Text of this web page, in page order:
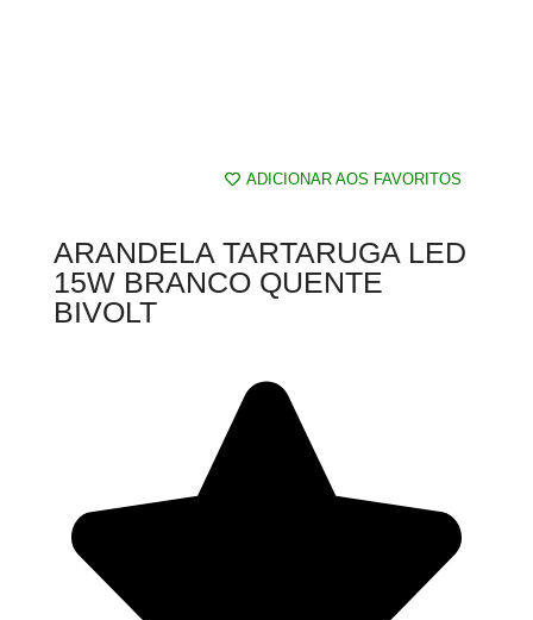
ADICIONAR AOS FAVORITOS
ARANDELA TARTARUGA LED
15W BRANCO QUENTE
BIVOLT